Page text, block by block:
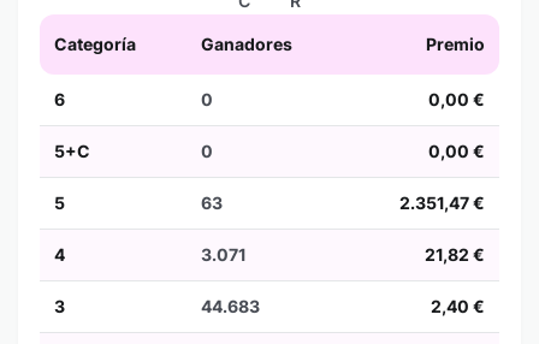
Categoría Ganadores Premio
6 0 0,00 €
5+C 0 0,00 €
5 63 2.351,47 €
4 3.071 21,82 €
3 44.683 2,40 €